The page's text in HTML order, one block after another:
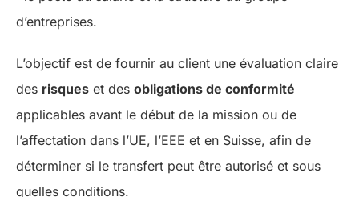
d’entreprises.
L’objectif est de fournir au client une évaluation claire
des risques et des obligations de conformité
applicables avant le début de la mission ou de
l’affectation dans l’UE, l’EEE et en Suisse, afin de
déterminer si le transfert peut être autorisé et sous
quelles conditions.